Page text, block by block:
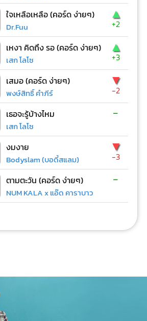
ใจเหลือเหลือ (คอร์ด ง่ายๆ)
Dr.Fuu
▲
+2
เหงา คิดถึง รอ (คอร์ด ง่ายๆ)
เสก โลโซ
▲
+3
เสมอ (คอร์ด ง่ายๆ)
พงษ์สิทธิ์ คำภีร์
▼
-2
เธอจะรู้บ้างไหม
เสก โลโซ
-
งมงาย
Bodyslam (บอดี้สแลม)
▼
-3
ตามตะวัน (คอร์ด ง่ายๆ)
NUM KALA x แอ๊ด คาราบาว
-